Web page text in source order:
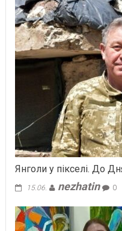
Янголи у пікселі. До
15.06. nezhatin 0